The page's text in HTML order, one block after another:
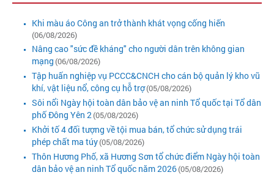
Khi màu áo Công an trở thành khát vọng cống hiến
(06/08/2026)
Nâng cao "sức đề kháng" cho người dân trên không gian
mạng (06/08/2026)
Tập huấn nghiệp vụ PCCC&CNCH cho cán bộ quản lý kho vũ
khí, vật liệu nổ, công cụ hỗ trợ(05/08/2026)
Sôi nổi Ngày hội toàn dân bảo vệ an ninh Tổ quốc tại Tổ dân
phố Đông Yên 2(05/08/2026)
Khởi tố 4 đối tượng về tội mua bán, tổ chức sử dụng trái
phép chất ma túy(05/08/2026)
Thôn Hương Phố, xã Hương Sơn tổ chức điểm Ngày hội toàn
dân bảo vệ an ninh Tổ quốc năm 2026(05/08/2026)